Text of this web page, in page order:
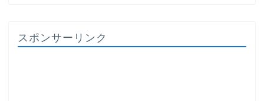
スポンサーリンク